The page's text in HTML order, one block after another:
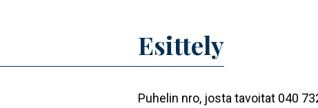
Esittely
Puhelin nro, josta tavoitat 040